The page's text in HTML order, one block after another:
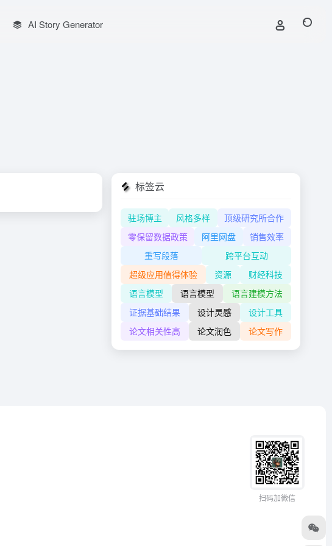
AI Story Generator
标签云
驻场博主 风格多样
顶级研究所合作
零保留数据政策
阿里网盘
销售效率
重写段落
跨平台互动
超级应用值得体验
资源
财经科技
语言模型
语言模型
语言建模方法
证据基础结果
设计灵感
设计工具
论文相关性高
论文润色 论文写作
扫码加微信